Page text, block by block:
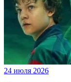
24 июля 2026